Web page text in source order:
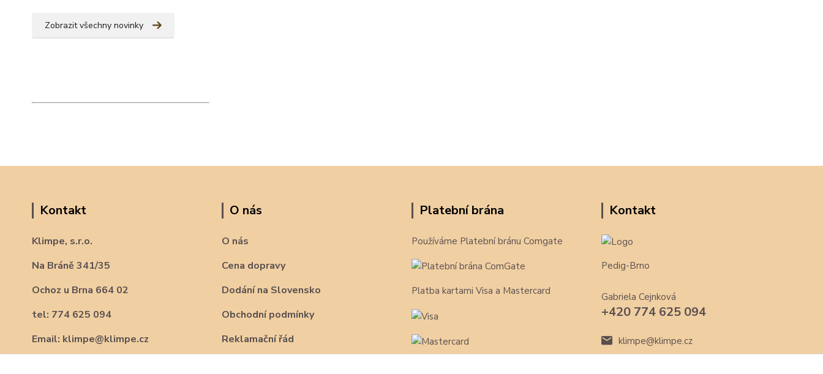
Zobrazit všechny novinky
Kontakt
Klimpe, s.r.o.
Na Bráně 341/35
Ochoz u Brna 664 02
tel: 774 625 094
Email: klimpe@klimpe.cz
O nás
O nás
Cena dopravy
Dodání na Slovensko
Obchodní podmínky
Reklamační řád
Platební brána
Používáme Platební bránu Comgate
Platba kartami Visa a Mastercard
Kontakt
Pedig-Brno
Gabriela Cejnková
+420 774 625 094
klimpe@klimpe.cz